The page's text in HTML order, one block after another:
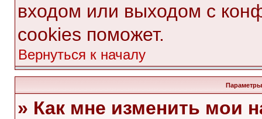
входом или выходом с
cookies поможет.
Вернуться к началу
Параметры
» Как мне изменить мои